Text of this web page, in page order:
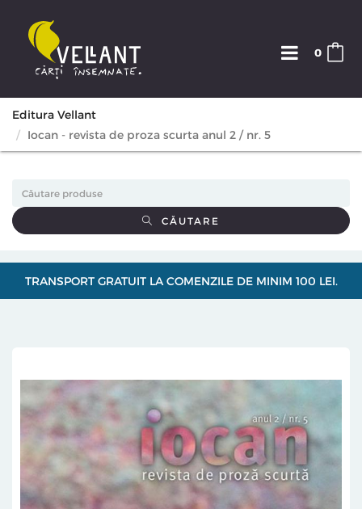
0
Editura Vellant
Iocan - revista de proza scurta anul 2 / nr. 5
CĂUTARE
TRANSPORT GRATUIT LA COMENZILE DE MINIM 100 LEI.